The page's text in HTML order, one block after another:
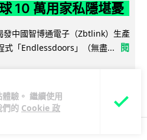
驗。 繼續使用
們的 Cookie 政
10 萬用家私隱堪憂
中國智博通電子（Zbtlink）生產
式「Endlessdoors」（無盡...
閱